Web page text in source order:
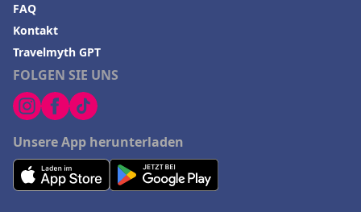
FOLGEN SIE UNS
Unsere App herunterladen
FAQ
Kontakt
Travelmyth GPT